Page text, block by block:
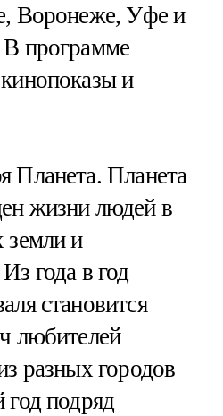
Воронеже, Уфе и
программе
и
Планета. Планета
жизни людей в
земли и
года в год
становится
любителей
разных городов
подряд